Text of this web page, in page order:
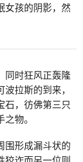
女孩的阴影，然
同时狂风正轰隆
拉斯的到来，
石，彷佛第三只
物。
围形成漏斗状的